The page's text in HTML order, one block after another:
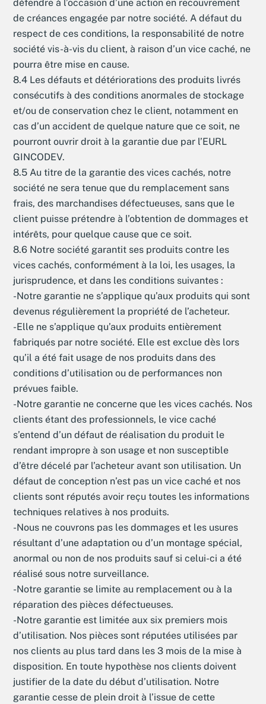
défendre à l’occasion d’une action en recouvrement
de créances engagée par notre société. A défaut du
respect de ces conditions, la responsabilité de notre
société vis-à-vis du client, à raison d’un vice caché, ne
pourra être mise en cause.
8.4 Les défauts et détériorations des produits livrés
consécutifs à des conditions anormales de stockage
et/ou de conservation chez le client, notamment en
cas d’un accident de quelque nature que ce soit, ne
pourront ouvrir droit à la garantie due par l’EURL
GINCODEV.
8.5 Au titre de la garantie des vices cachés, notre
société ne sera tenue que du remplacement sans
frais, des marchandises défectueuses, sans que le
client puisse prétendre à l’obtention de dommages et
intérêts, pour quelque cause que ce soit.
8.6 Notre société garantit ses produits contre les
vices cachés, conformément à la loi, les usages, la
jurisprudence, et dans les conditions suivantes :
-Notre garantie ne s’applique qu’aux produits qui sont
devenus régulièrement la propriété de l’acheteur.
-Elle ne s’applique qu’aux produits entièrement
fabriqués par notre société. Elle est exclue dès lors
qu’il a été fait usage de nos produits dans des
conditions d’utilisation ou de performances non
prévues faible.
-Notre garantie ne concerne que les vices cachés. Nos
clients étant des professionnels, le vice caché
s’entend d’un défaut de réalisation du produit le
rendant impropre à son usage et non susceptible
d’être décelé par l’acheteur avant son utilisation. Un
défaut de conception n’est pas un vice caché et nos
clients sont réputés avoir reçu toutes les informations
techniques relatives à nos produits.
-Nous ne couvrons pas les dommages et les usures
résultant d’une adaptation ou d’un montage spécial,
anormal ou non de nos produits sauf si celui-ci a été
réalisé sous notre surveillance.
-Notre garantie se limite au remplacement ou à la
réparation des pièces défectueuses.
-Notre garantie est limitée aux six premiers mois
d’utilisation. Nos pièces sont réputées utilisées par
nos clients au plus tard dans les 3 mois de la mise à
disposition. En toute hypothèse nos clients doivent
justifier de la date du début d’utilisation. Notre
garantie cesse de plein droit à l’issue de cette